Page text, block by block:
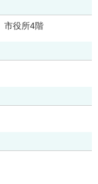
役所4階